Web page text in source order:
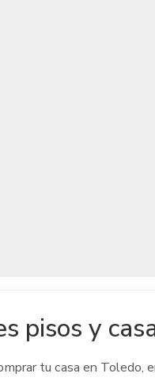
pisos y
tu casa en Toledo,